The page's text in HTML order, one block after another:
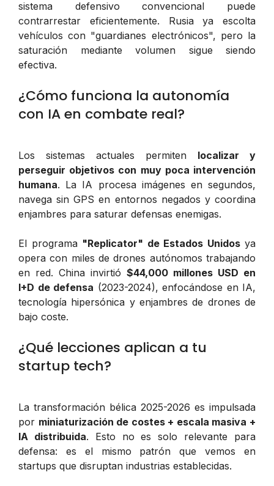
sistema defensivo convencional puede
contrarrestar eficientemente. Rusia ya escolta
vehículos con "guardianes electrónicos", pero la
saturación mediante volumen sigue siendo
efectiva.
¿Cómo funciona la autonomía
con IA en combate real?
Los sistemas actuales permiten localizar y
perseguir objetivos con muy poca intervención
humana. La IA procesa imágenes en segundos,
navega sin GPS en entornos negados y coordina
enjambres para saturar defensas enemigas.
El programa "Replicator" de Estados Unidosya
opera con miles de drones autónomos trabajando
en red. China invirtió $44,000 millones USD en
I+D de defensa (2023-2024), enfocándose en IA,
tecnología hipersónica y enjambres de drones de
bajo coste.
¿Qué lecciones aplican a tu
startup tech?
La transformación bélica 2025-2026 es impulsada
por miniaturización de costes + escala masiva +
IA distribuida. Esto no es solo relevante para
defensa: es el mismo patrón que vemos en
startups que disruptan industrias establecidas.